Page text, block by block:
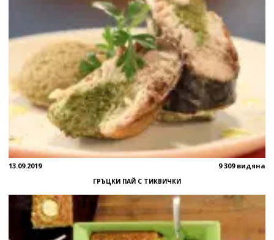
13.09.2019 9 309 видяна
ГРЪЦКИ ПАЙ С ТИКВИЧКИ